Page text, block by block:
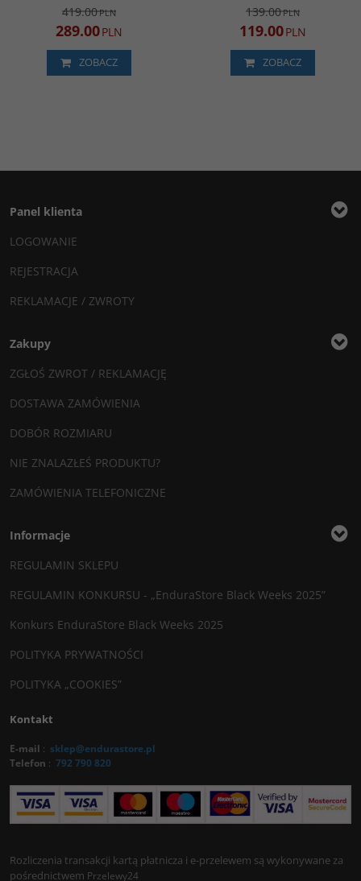
419.00PLN
289.00PLN
ZOBACZ
139.00PLN
119.00PLN
ZOBACZ
Panel klienta
LOGOWANIE
REJESTRACJA
REKLAMACJE / ZWROTY
Zakupy
ZGŁOŚ ZWROT / REKLAMACJĘ
DOSTAWA ZAMÓWIENIA
DOBÓR ROZMIARU
NIE ZNALAZŁEŚ PRODUKTU?
ZAMÓWIENIA TELEFONICZNE
Informacje
REGULAMIN SKLEPU
REGULAMIN KONKURSU - „EnduraStore Black Weeks 2025”
Konkurs EnduraStore Black Weeks 2025
POLITYKA PRYWATNOŚCI
POLITYKA „COOKIES”
Kontakt
E-mail : sklep@endurastore.pl
Telefon : 792 790 820
Rozliczenia transakcji kartą płatnicza i e-przelewem są wykonywane za
pośrednictwem Przelewy24